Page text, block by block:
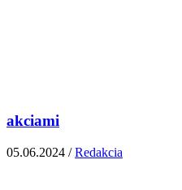
akciami
05.06.2024 /Redakcia